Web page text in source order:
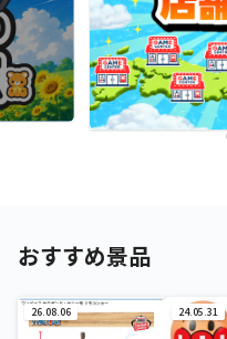
おすすめ景品
26.08.06 24.05.31